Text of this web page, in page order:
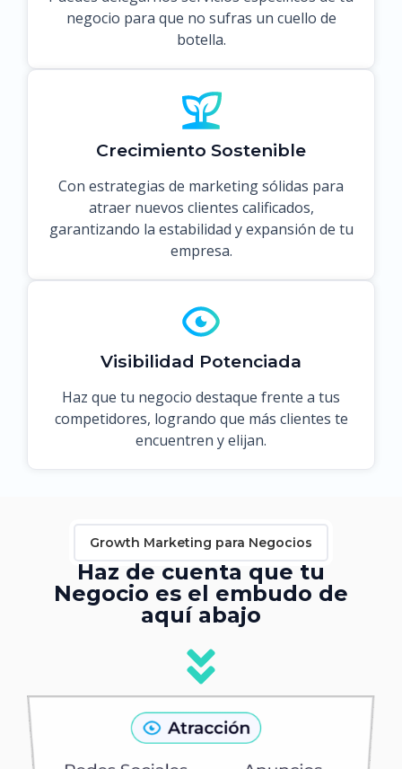
negocio para que no sufras un cuello de
botella.
Crecimiento Sostenible
Con estrategias de marketing sólidas para
atraer nuevos clientes calificados,
garantizando la estabilidad y expansión de tu
empresa.
Visibilidad Potenciada
Haz que tu negocio destaque frente a tus
competidores, logrando que más clientes te
encuentren y elijan.
Growth Marketing para Negocios
Haz de cuenta que tu
Negocio es el embudo de
aquí abajo